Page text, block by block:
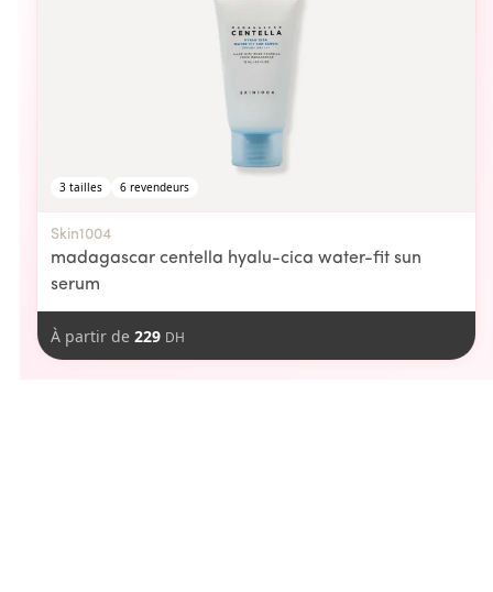
3tailles 6revendeurs
Skin1004
madagascar centella hyalu-cica water-fit sun
serum
À partir de 229 DH